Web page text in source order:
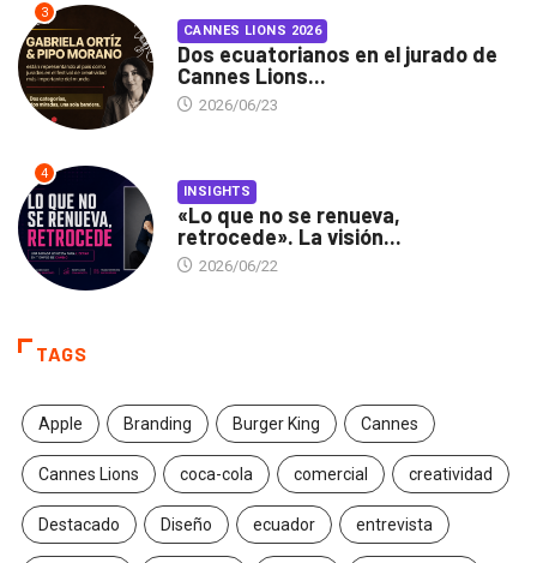
3
CANNES LIONS 2026
Dos ecuatorianos en el jurado de
Cannes Lions...
2026/06/23
4
INSIGHTS
«Lo que no se renueva,
retrocede». La visión...
2026/06/22
TAGS
Apple Branding Burger King Cannes
Cannes Lions coca-cola comercial creatividad
Destacado Diseño ecuador entrevista